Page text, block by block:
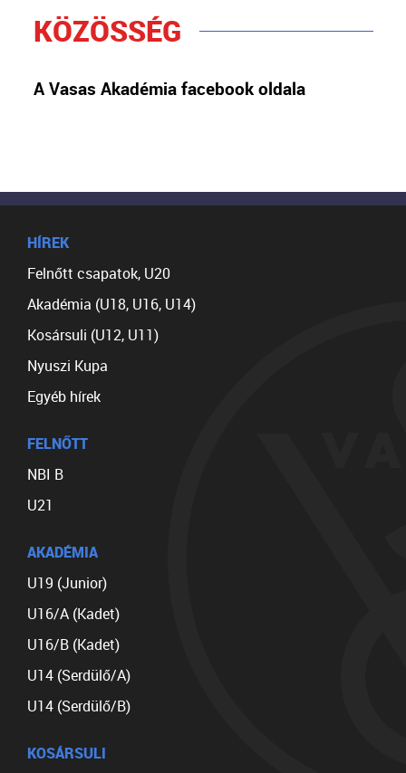
KÖZÖSSÉG
A Vasas Akadémia facebook oldala
HÍREK
Felnőtt csapatok, U20
Akadémia (U18, U16, U14)
Kosársuli (U12, U11)
Nyuszi Kupa
Egyéb hírek
FELNŐTT
NBI B
U21
AKADÉMIA
U19 (Junior)
U16/A (Kadet)
U16/B (Kadet)
U14 (Serdülő/A)
U14 (Serdülő/B)
KOSÁRSULI